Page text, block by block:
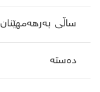
ساڵی بەرهەمهێنان
دەستە